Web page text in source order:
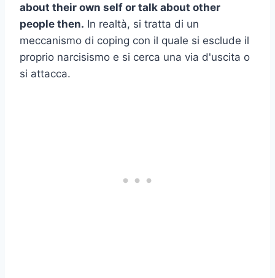
about their own self or talk about other
people then. In realtà, si tratta di un
meccanismo di coping con il quale si esclude il
proprio narcisismo e si cerca una via d'uscita o
si attacca.